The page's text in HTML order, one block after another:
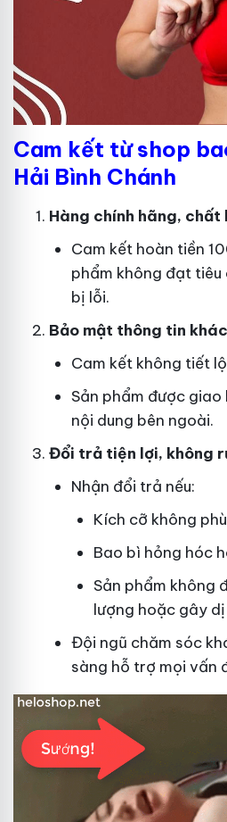
Cam kết từ shop
Hải Bình Chánh
Hàng chính hãng, chất
Cam kết hoàn tiền
phẩm không đạt
bị lỗi.
Bảo mật thông tin
Cam kết không tiết
Sản phẩm được
nội dung bên ngoài.
Đổi trả tiện lợi, không
Nhận đổi trả nếu:
Kích cỡ không
Bao bì hỏng hóc
Sản phẩm không
lượng hoặc gây dị
Đội ngũ chăm sóc
sàng hỗ trợ mọi vấn